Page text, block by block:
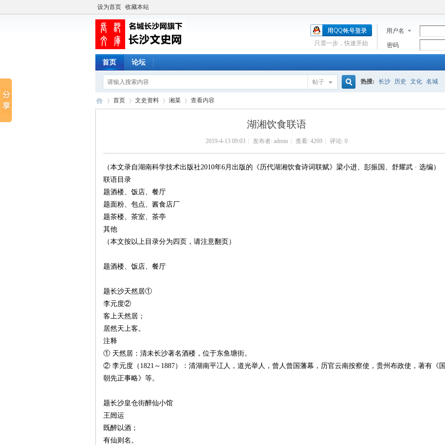
设为首页 收藏本站
用户名
密码
只需一步，快速开始
首页 论坛
帖子
索
热搜: 长沙 历史 文化 名城
首页 文史资料 湘菜 查看内容
湖湘饮食联语
2019-4-13 09:03 发布者: admin 查看: 4269 评论: 0
（本文录自湖南科学技术出版社2010年6月出版的《历代湖湘饮食诗词联赋》梁小进、彭振国、舒耀武 · 选编）
联语目录
题酒楼、饭店、餐厅
题面粉、包点、酱食店厂
题茶楼、茶室、茶亭
其他
（本文按以上目录分为四页，请注意翻页）
题酒楼、饭店、餐厅
题长沙天然居①
李元度②
客上天然居；
居然天上客。
注释
① 天然居：清未长沙著名酒楼，位于东鱼塘街。
② 李元度（1821～1887）：清湖南平冮人，道光举人，曾人曾国藩幕，历官云南按察使，贵州布政使，著有《国
朝先正事略》等。
题长沙皇仓街醉仙小馆
王闿运
既醉以酒；
有仙则名。